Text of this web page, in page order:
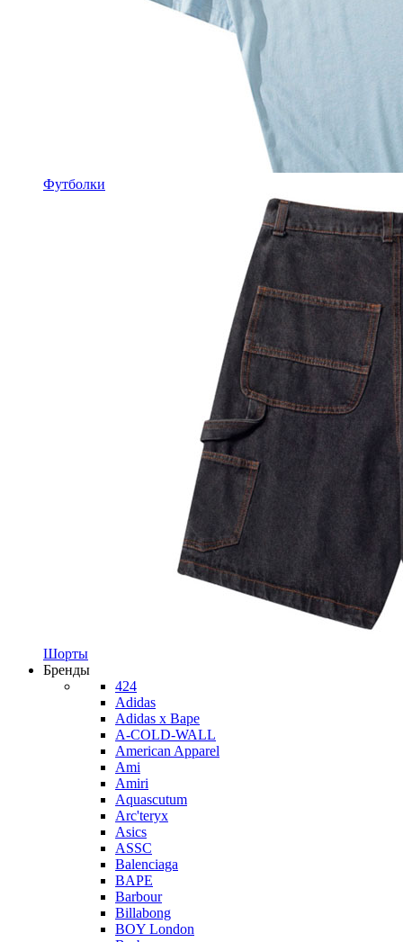
Футболки
Шорты
Бренды
424
Adidas
Adidas x Bape
A-COLD-WALL
American Apparel
Ami
Amiri
Aquascutum
Arc'teryx
Asics
ASSC
Balenciaga
BAPE
Barbour
Billabong
BOY London